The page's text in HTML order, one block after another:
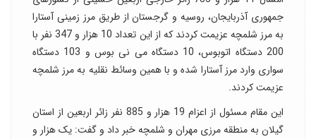
جمهوری آذربایجان، روسیه و گرجستان از طریق مرز زمینی آستارا
به مرز شلمچه عزیمت کردند که از این تعداد 10 هزار و 347 نفر با
200 دستگاه اتوبوس، 10 دستگاه می نی بوس و 103 دستگاه
سواری وارد مرز آستارا شده و با همین وسائط نقلیه به مرز شلمچه
عزیمت کردند.
این مقام مسئول از اعزام 19 هزار و 885 نفر زائر اربعین از استان
گیلان به منطقه مرزی مهران و شلمچه خبر داد و گفت: یک هزار و